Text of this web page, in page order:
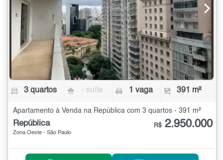
3 quartos - suíte 1 vaga 391 m²
Apartamento à Venda na República com 3 quartos - 391 m²
República
Zona Oeste - São Paulo
R$ 2.950.000